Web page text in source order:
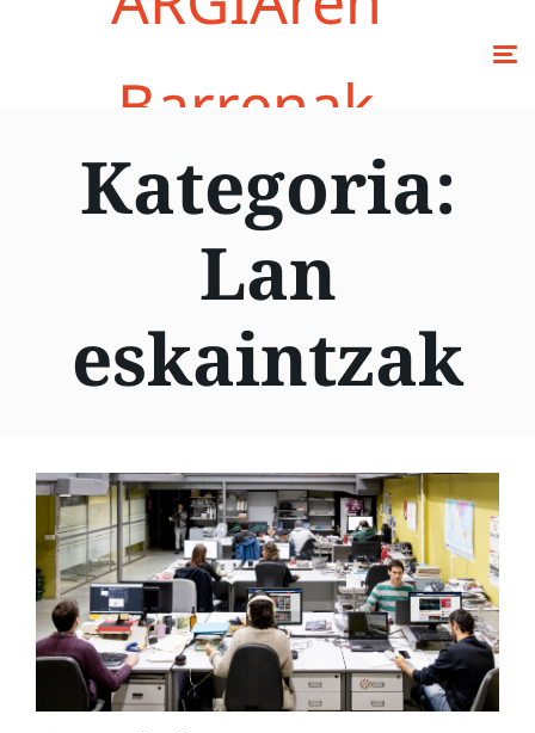
Barrenak
Kategoria:
Lan
eskaintzak